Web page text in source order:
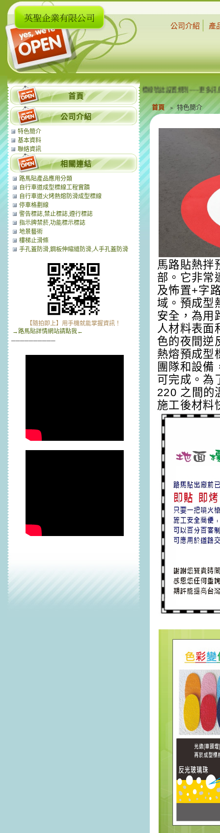
公司介紹 產
火槍．掃把．就能直接上手，屬於道路交通標誌標線號誌設置規則~~~更多訊息
首頁 ﹥ 特色簡介
馬路貼熱拌
部。它非常
及怖置+字
域。預成型
安全，為用
人材料表面
色的夜間逆
熱熔預成型
團隊和設備
可完成。為
220 之間的
施工後材料
首頁
公司介紹
特色簡介
基本資料
聯絡資訊
相關連結
路馬貼產品應用分類
自行車道成型標線工程實蹟
自行車道火烤熱熔防滑成型標線
停車格劃線
警告標誌,禁止標誌,遵行標誌
指示牌禁菸,功能標示標誌
地景藝術
樓梯止滑條
手孔蓋防滑,鋼板伸縮縫防滑,人手孔蓋防滑
【隨拍即上】用手機就能掌握資訊！
→路馬貼詳情網站請點我←
──────────